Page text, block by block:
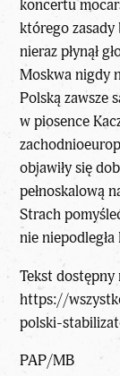
koncertu
którego zasady
nieraz płynął
Moskwa nigdy
Polską zawsze
w piosence
objawiły się
pełnoskalową
Strach
nie niepodległa
Tekst dostępny
https://
polski-
PAP/MB